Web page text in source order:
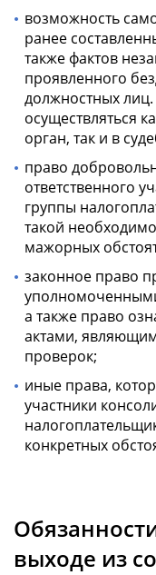
возможность
ранее
также фактов
проявленного
должностных
осуществляться
орган, так и в
право
ответственного
группы
такой
мажорных
законное право
а также право
актами,
проверок;
иные права,
участники
конкретных
выходе из